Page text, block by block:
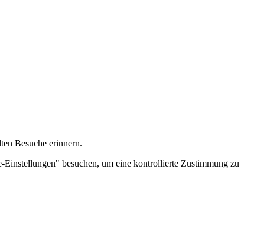
Besuche erinnern.
besuchen, um eine kontrollierte Zustimmung zu